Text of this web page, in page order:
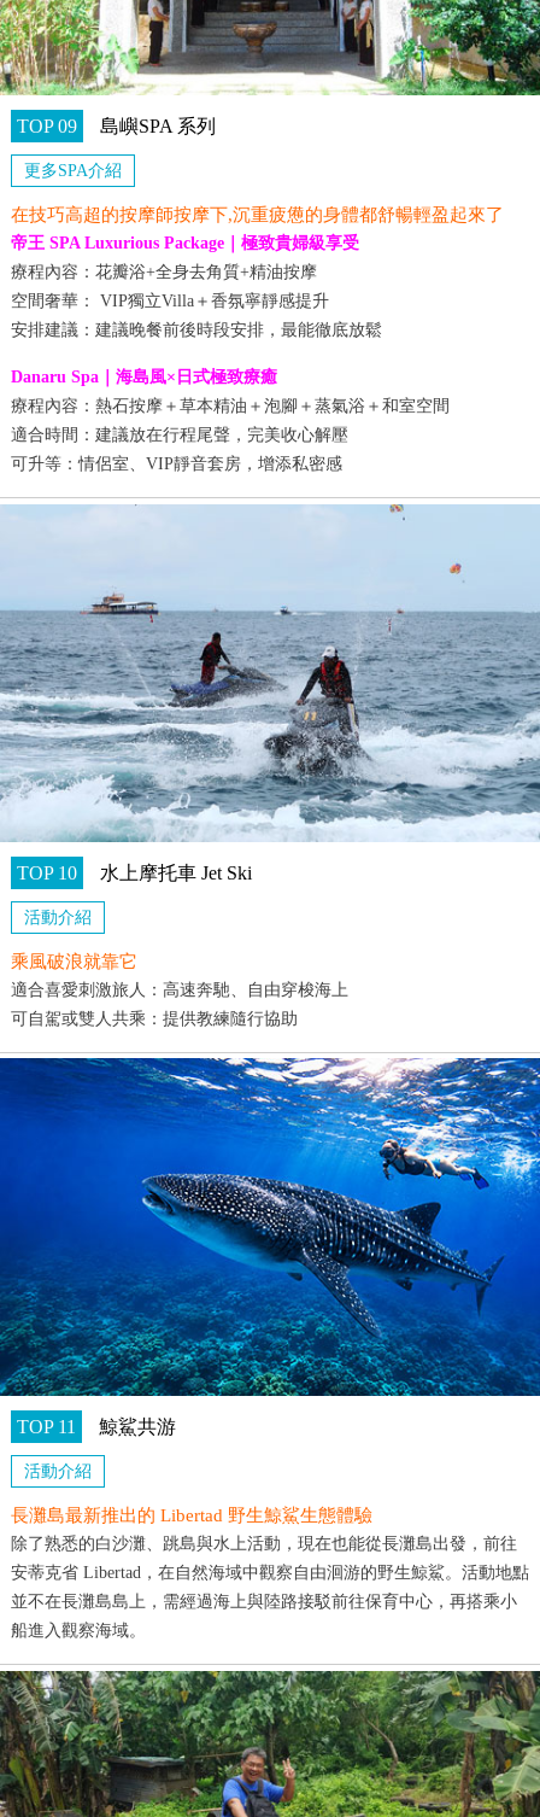
TOP 09 島嶼SPA 系列
更多SPA介紹
在技巧高超的按摩師按摩下,沉重疲憊的身體都舒暢輕盈起來了
帝王 SPA Luxurious Package｜極致貴婦級享受
療程內容：花瓣浴+全身去角質+精油按摩
空間奢華： VIP獨立Villa＋香氛寧靜感提升
安排建議：建議晚餐前後時段安排，最能徹底放鬆
Danaru Spa｜海島風×日式極致療癒
療程內容：熱石按摩＋草本精油＋泡腳＋蒸氣浴＋和室空間
適合時間：建議放在行程尾聲，完美收心解壓
可升等：情侶室、VIP靜音套房，增添私密感
TOP 10 水上摩托車 Jet Ski
活動介紹
乘風破浪就靠它
適合喜愛刺激旅人：高速奔馳、自由穿梭海上
可自駕或雙人共乘：提供教練隨行協助
TOP 11 鯨鯊共游
活動介紹
長灘島最新推出的 Libertad 野生鯨鯊生態體驗
除了熟悉的白沙灘、跳島與水上活動，現在也能從長灘島出發，前往
安蒂克省 Libertad，在自然海域中觀察自由洄游的野生鯨鯊。活動地點
並不在長灘島島上，需經過海上與陸路接駁前往保育中心，再搭乘小
船進入觀察海域。